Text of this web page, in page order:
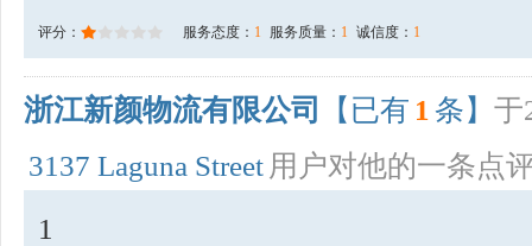
评分： 服务态度： 1 服务质量： 1 诚信度： 1
浙江新颜物流有限公司 【已有 1 条】 于
3137 Laguna Street 用户对他的一条点
1